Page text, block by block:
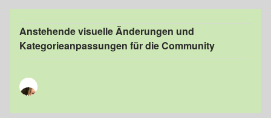
Anstehende visuelle Änderungen und
Kategorieanpassungen für die Community